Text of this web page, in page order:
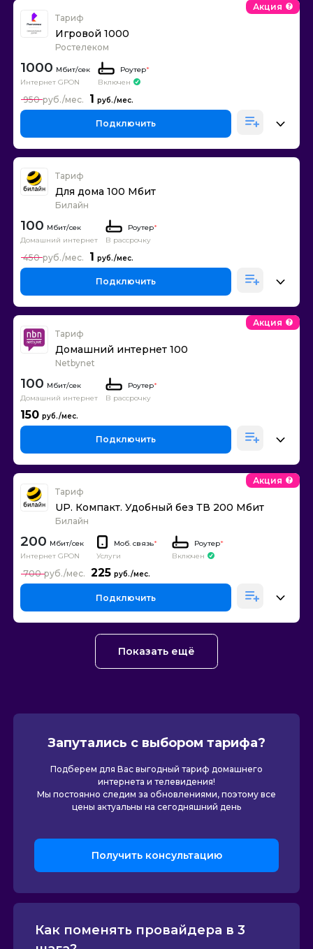
Запутались с выбором тарифа?
Подберем для Вас выгодный тариф домашнего
интернета и телевидения!
Мы постоянно следим за обновлениями, поэтому все
цены актуальны на сегодняшний день
Получить консультацию
Как поменять провайдера в 3
Тариф
Игровой 1000
Ростелеком
Акция
1000
Интернет GPON
Роутер*
Включен
1
950
Подключить
Тариф
Для дома 100 Мбит
Билайн
100
Домашний интернет
Роутер*
В рассрочку
1
450
Подключить
Тариф
Домашний интернет 100
Netbynet
Акция
100
Домашний интернет
Роутер*
В рассрочку
150
Подключить
Тариф
UP. Компакт. Удобный без ТВ 200 Мбит
Билайн
Акция
200
Интернет GPON
Моб. связь*
Услуги
Роутер*
Включен
225
700
Подключить
Показать ещё